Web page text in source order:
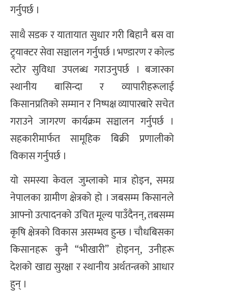
गर्नुपर्छ ।
साथै सडक र यातायात सुधार गरी बिहानै बस वा
ट्र्याक्टर सेवा सञ्चालन गर्नुपर्छ । भण्डारण र कोल्ड
स्टोर सुविधा उपलब्ध गराउनुपर्छ । बजारका
स्थानीय बासिन्दा र व्यापारीहरूलाई
किसानप्रतिको सम्मान र निष्पक्ष व्यापारबारे सचेत
गराउने जागरण कार्यक्रम सञ्चालन गर्नुपर्छ ।
सहकारीमार्फत सामूहिक बिक्री प्रणालीको
विकास गर्नुपर्छ ।
यो समस्या केवल जुम्लाको मात्र होइन, समग्र
नेपालका ग्रामीण क्षेत्रको हो । जबसम्म किसानले
आफ्नो उत्पादनको उचित मूल्य पाउँदैनन्, तबसम्म
कृषि क्षेत्रको विकास असम्भव हुन्छ । चौधबिसका
किसानहरू कुनै “भीखारी” होइनन्, उनीहरू
देशको खाद्य सुरक्षा र स्थानीय अर्थतन्त्रको आधार
हुन् ।